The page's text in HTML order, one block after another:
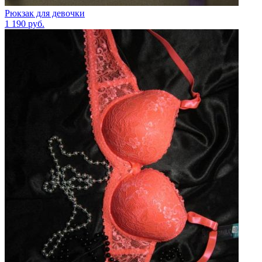
Рюкзак для девочки
1 190 руб.